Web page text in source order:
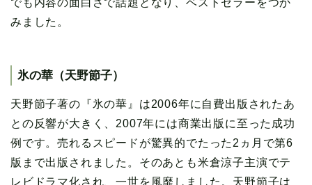
でも内容の面白さで話題となり、ベストセラーをつか
みました。
氷の華（天野節子）
天野節子著の『氷の華』は2006年に自費出版されたあ
との反響が大きく、2007年には商業出版に至った成功
例です。売れるスピードが驚異的でたった2ヵ月で第6
版まで出版されました。そのあとも米倉涼子主演でテ
レビドラマ化され、一世を風靡しました。天野節子は